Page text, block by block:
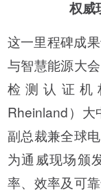
权威
这一里程碑成
与智慧能源大
检测认证机
Rheinland）
副总裁兼全球
为通威现场颁
率、效率及可